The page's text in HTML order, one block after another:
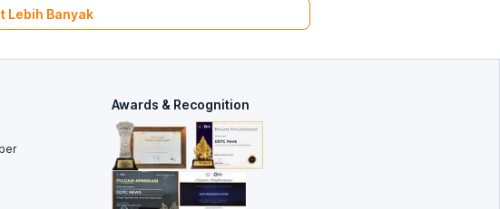
Lebih Banyak
Awards & Recognition